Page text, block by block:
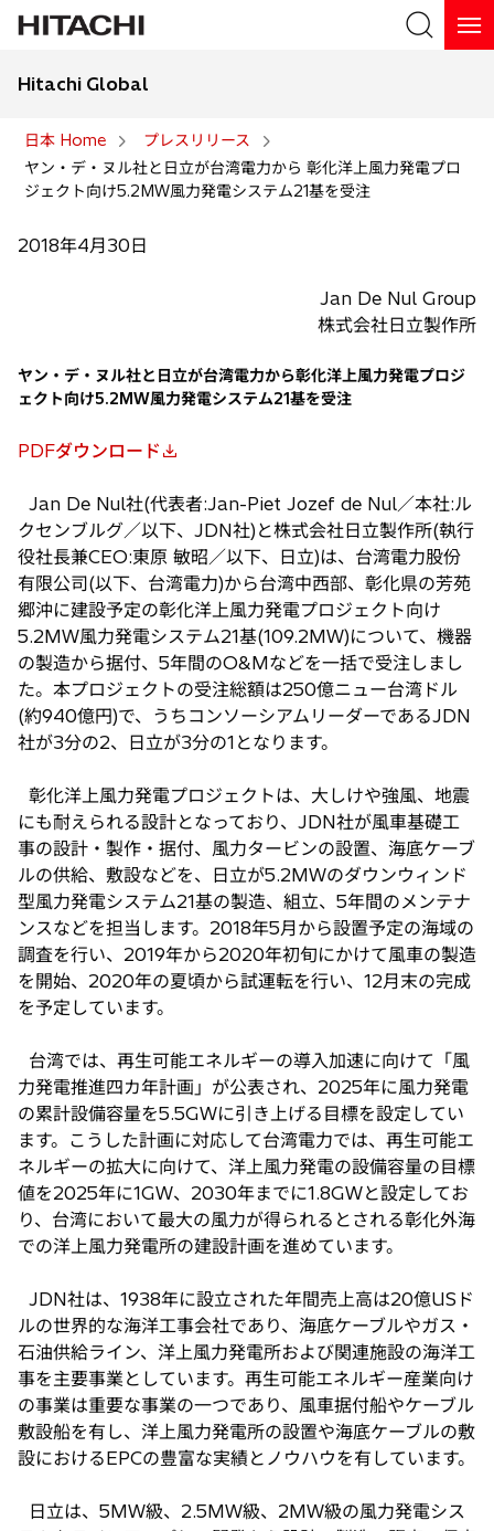
検索
Hitachi Global
日本 Home
プレスリリース
ヤン・デ・ヌル社と日立が台湾電力から 彰化洋上風力発電プロ
ジェクト向け5.2MW風力発電システム21基を受注
2018年4月30日
Jan De Nul Group
株式会社日立製作所
ヤン・デ・ヌル社と日立が台湾電力から彰化洋上風力発電プロジ
ェクト向け5.2MW風力発電システム21基を受注
PDFダウンロード
新
い
タ
ブ
で
開
く
Jan De Nul社(代表者:Jan-Piet Jozef de Nul／本社:ル
クセンブルグ／以下、JDN社)と株式会社日立製作所(執行
役社長兼CEO:東原 敏昭／以下、日立)は、台湾電力股份
有限公司(以下、台湾電力)から台湾中西部、彰化県の芳苑
郷沖に建設予定の彰化洋上風力発電プロジェクト向け
5.2MW風力発電システム21基(109.2MW)について、機器
の製造から据付、5年間のO&Mなどを一括で受注しまし
た。本プロジェクトの受注総額は250億ニュー台湾ドル
(約940億円)で、うちコンソーシアムリーダーであるJDN
社が3分の2、日立が3分の1となります。
彰化洋上風力発電プロジェクトは、大しけや強風、地震
にも耐えられる設計となっており、JDN社が風車基礎工
事の設計・製作・据付、風力タービンの設置、海底ケーブ
ルの供給、敷設などを、日立が5.2MWのダウンウィンド
型風力発電システム21基の製造、組立、5年間のメンテナ
ンスなどを担当します。2018年5月から設置予定の海域の
調査を行い、2019年から2020年初旬にかけて風車の製造
を開始、2020年の夏頃から試運転を行い、12月末の完成
を予定しています。
台湾では、再生可能エネルギーの導入加速に向けて「風
力発電推進四カ年計画」が公表され、2025年に風力発電
の累計設備容量を5.5GWに引き上げる目標を設定してい
ます。こうした計画に対応して台湾電力では、再生可能エ
ネルギーの拡大に向けて、洋上風力発電の設備容量の目標
値を2025年に1GW、2030年までに1.8GWと設定してお
り、台湾において最大の風力が得られるとされる彰化外海
での洋上風力発電所の建設計画を進めています。
JDN社は、1938年に設立された年間売上高は20億USド
ルの世界的な海洋工事会社であり、海底ケーブルやガス・
石油供給ライン、洋上風力発電所および関連施設の海洋工
事を主要事業としています。再生可能エネルギー産業向け
の事業は重要な事業の一つであり、風車据付船やケーブル
敷設船を有し、洋上風力発電所の設置や海底ケーブルの敷
設におけるEPCの豊富な実績とノウハウを有しています。
日立は、5MW級、2.5MW級、2MW級の風力発電シス